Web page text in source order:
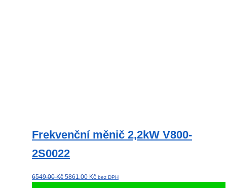
Frekvenční měnič 2,2kW V800-
2S0022
6549.00Kč Původní
5861.00 KčAktuální
bez DPH